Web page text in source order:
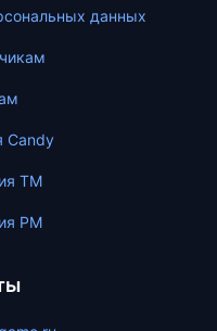
данных
Candy
ТМ
PM